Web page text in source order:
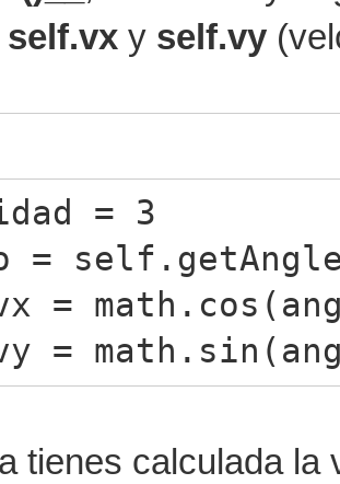
self.vx y self.vy
= 3
=
=
=
tienes calculada